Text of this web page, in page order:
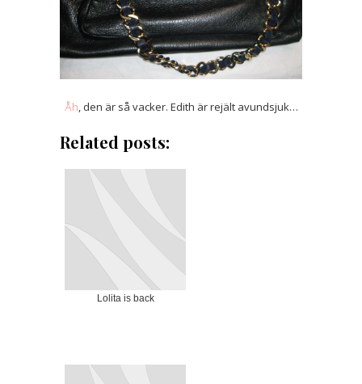
Åh, den är så vacker. Edith är rejält avundsjuk…
Related posts:
Lolita is back